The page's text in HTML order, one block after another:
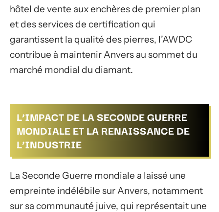
hôtel de vente aux enchères de premier plan
et des services de certification qui
garantissent la qualité des pierres, l’AWDC
contribue à maintenir Anvers au sommet du
marché mondial du diamant.
L’IMPACT DE LA SECONDE GUERRE
MONDIALE ET LA RENAISSANCE DE
L’INDUSTRIE
La Seconde Guerre mondiale a laissé une
empreinte indélébile sur Anvers, notamment
sur sa communauté juive, qui représentait une